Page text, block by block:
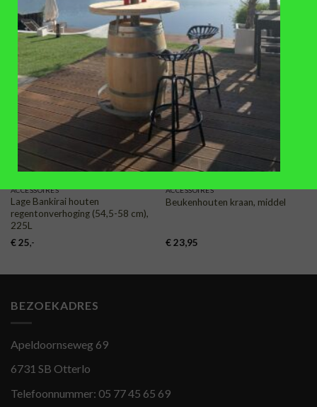
€14,50
TOEVOEGEN
AAN
VERLANGLIJST
ACCESSOIRES
Lage Bankirai houten
regentonverhoging (54,5-58 cm),
225L
€25,-
TOEVOEGEN
ACCESSOIRES
Beukenhouten kraan, middel
€23,95
BEZOEKADRES
Apeldoornseweg 69
6731 SB Otterlo
Telefoonnummer: 05 77 45 65 69